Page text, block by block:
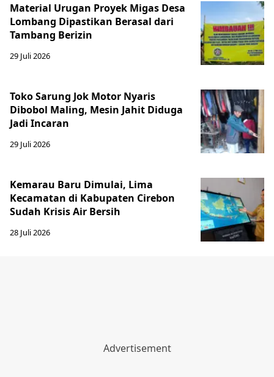
Material Urugan Proyek Migas Desa
Lombang Dipastikan Berasal dari
Tambang Berizin
29 Juli 2026
Toko Sarung Jok Motor Nyaris
Dibobol Maling, Mesin Jahit Diduga
Jadi Incaran
29 Juli 2026
Kemarau Baru Dimulai, Lima
Kecamatan di Kabupaten Cirebon
Sudah Krisis Air Bersih
28 Juli 2026